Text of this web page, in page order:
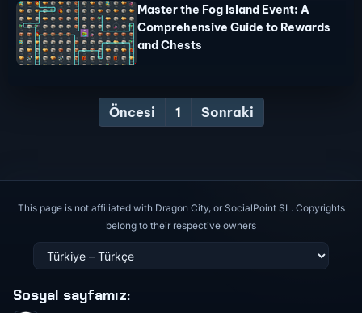
Master the Fog Island Event: A
Comprehensive Guide to Rewards
and Chests
Öncesi 1 Sonraki
This page is not affiliated with Dragon City, or SocialPoint SL. Copyrights
belong to their respective owners
Sosyal sayfamız: